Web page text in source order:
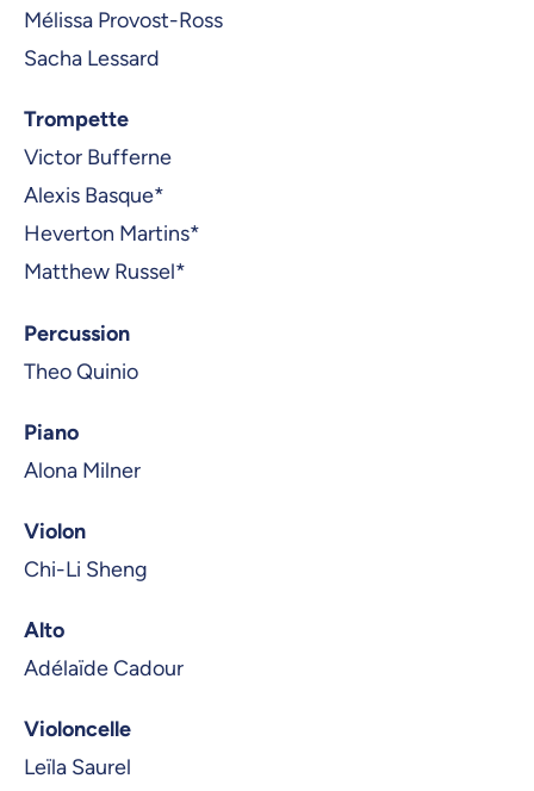
Mélissa Provost-Ross
Sacha Lessard
Trompette
Victor Bufferne
Alexis Basque*
Heverton Martins*
Matthew Russel*
Percussion
Theo Quinio
Piano
Alona Milner
Violon
Chi-Li Sheng
Alto
Adélaïde Cadour
Violoncelle
Leïla Saurel